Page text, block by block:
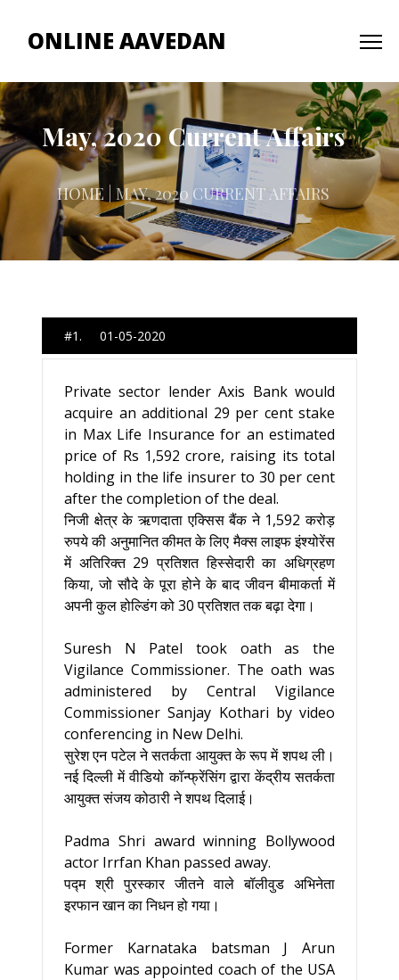
ONLINE AAVEDAN
May, 2020 Current Affairs
HOME | MAY, 2020 CURRENT AFFAIRS
#1. 01-05-2020
Private sector lender Axis Bank would
acquire an additional 29 per cent stake
in Max Life Insurance for an estimated
price of Rs 1,592 crore, raising its total
holding in the life insurer to 30 per cent
after the completion of the deal.
निजी क्षेत्र के ऋणदाता एक्सिस बैंक ने 1,592 करोड़
रुपये की अनुमानित कीमत के लिए मैक्स लाइफ इंश्योरेंस
में अतिरिक्त 29 प्रतिशत हिस्सेदारी का अधिग्रहण
किया, जो सौदे के पूरा होने के बाद जीवन बीमाकर्ता में
अपनी कुल होल्डिंग को 30 प्रतिशत तक बढ़ा देगा।
Suresh N Patel took oath as the
Vigilance Commissioner. The oath was
administered by Central Vigilance
Commissioner Sanjay Kothari by video
conferencing in New Delhi.
सुरेश एन पटेल ने सतर्कता आयुक्त के रूप में शपथ ली।
नई दिल्ली में वीडियो कॉन्फ्रेंसिंग द्वारा केंद्रीय सतर्कता
आयुक्त संजय कोठारी ने शपथ दिलाई।
Padma Shri award winning Bollywood
actor Irrfan Khan passed away.
पद्म श्री पुरस्कार जीतने वाले बॉलीवुड अभिनेता
इरफान खान का निधन हो गया।
Former Karnataka batsman J Arun
Kumar was appointed coach of the USA